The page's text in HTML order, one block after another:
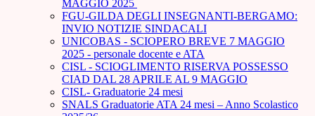
MAGGIO 2025
FGU-GILDA DEGLI INSEGNANTI-BERGAMO:
INVIO NOTIZIE SINDACALI
UNICOBAS - SCIOPERO BREVE 7 MAGGIO
2025 - personale docente e ATA
CISL - SCIOGLIMENTO RISERVA POSSESSO
CIAD DAL 28 APRILE AL 9 MAGGIO
CISL- Graduatorie 24 mesi
SNALS Graduatorie ATA 24 mesi – Anno Scolastico